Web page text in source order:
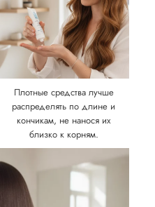
Плотные средства лучше
распределять по длине и
кончикам, не нанося их
близко к корням.